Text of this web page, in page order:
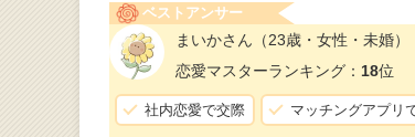
ベストアンサー
まいかさん （23歳・女性・未婚）
恋愛マスターランキング： 18位
社内恋愛で交際 マッチングアプリ